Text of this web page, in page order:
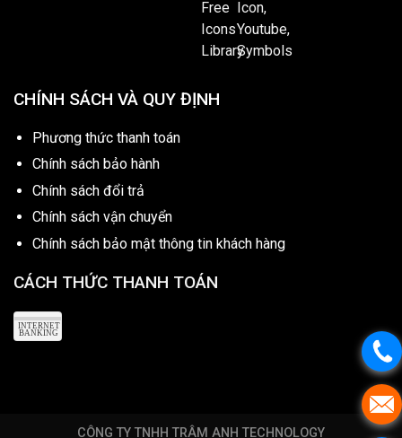
CHÍNH SÁCH VÀ QUY ĐỊNH
Phương thức thanh toán
Chính sách bảo hành
Chính sách đổi trả
Chính sách vận chuyển
Chính sách bảo mật thông tin khách hàng
CÁCH THỨC THANH TOÁN
CÔNG TY TNHH TRÂM ANH TECHNOLOGY